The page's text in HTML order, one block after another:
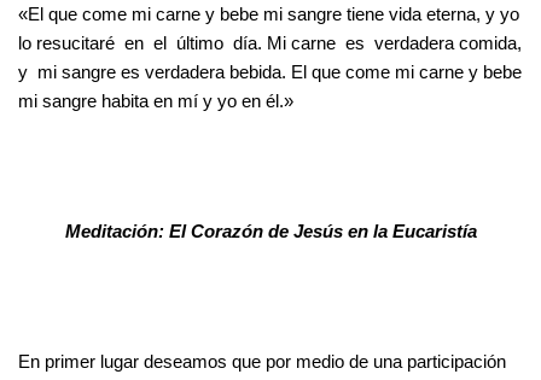
«El que come mi carne y bebe mi sangre tiene vida eterna, y yo
lo resucitaré en el último día. Mi carne es verdadera comida,
y mi sangre es verdadera bebida. El que come mi carne y bebe
mi sangre habita en mí y yo en él.»
Meditación: El Corazón de Jesús en la Eucaristía
En primer lugar deseamos que por medio de una participación